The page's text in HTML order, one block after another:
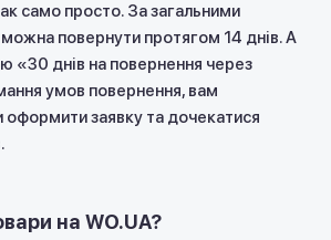
само просто. За загальними
можна повернути протягом 14 днів. А
«30 днів на повернення через
умов повернення, вам
оформити заявку та дочекатися
на WO.UA?